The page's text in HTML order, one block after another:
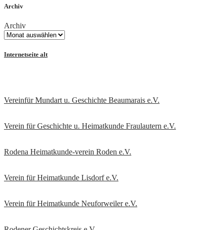
Archiv
Archiv
Internetseite alt
Vereinfür Mundart u. Geschichte Beaumarais e.V.
Verein für Geschichte u. Heimatkunde Fraulautern e.V.
Rodena Heimatkunde-verein Roden e.V.
Verein für Heimatkunde Lisdorf e.V.
Verein für Heimatkunde Neuforweiler e.V.